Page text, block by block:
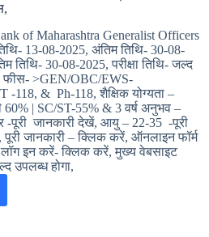
of Maharashtra Generalist Officers
13-08-2025, अंतिम तिथि- 30-08-
तिथि- 30-08-2025, परीक्षा तिथि- जल्द
फीस- >GEN/OBC/EWS-
-118, & Ph-118, शैक्षिक योग्यता –
60% | SC/ST-55% & 3 वर्ष अनुभव –
-पूरी जानकारी देखें, आयु – 22-35 -पूरी
पूरी जानकारी – क्लिक करें, ऑनलाइन फॉर्म
इन करें- क्लिक करें, मुख्य वेबसाइट
उपलब्ध होगा,